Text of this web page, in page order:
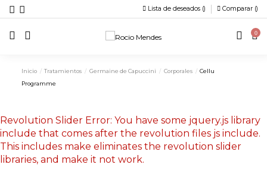
Lista de deseados () Comparar ()
0
Inicio Tratamientos Germaine de Capuccini Corporales
Cellu
Programme
Revolution Slider Error: You have some jquery.js library
include that comes after the revolution files js include.
This includes make eliminates the revolution slider
libraries, and make it not work.